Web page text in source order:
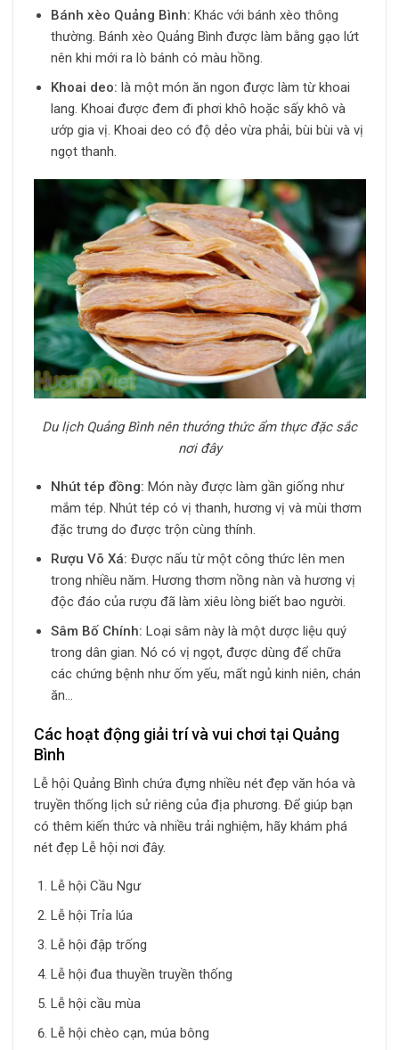
Bánh xèo Quảng Bình: Khác với bánh xèo thông
thường. Bánh xèo Quảng Bình được làm bằng gạo lứt
nên khi mới ra lò bánh có màu hồng.
Khoai deo: là một món ăn ngon được làm từ khoai
lang. Khoai được đem đi phơi khô hoặc sấy khô và
ướp gia vị. Khoai deo có độ dẻo vừa phải, bùi bùi và vị
ngọt thanh.
Du lịch Quảng Bình nên thưởng thức ẩm thực đặc sắc
nơi đây
Nhút tép đồng: Món này được làm gần giống như
mắm tép. Nhút tép có vị thanh, hương vị và mùi thơm
đặc trưng do được trộn cùng thính.
Rượu Võ Xá: Được nấu từ một công thức lên men
trong nhiều năm. Hương thơm nồng nàn và hương vị
độc đáo của rượu đã làm xiêu lòng biết bao người.
Sâm Bố Chính: Loại sâm này là một dược liệu quý
trong dân gian. Nó có vị ngọt, được dùng để chữa
các chứng bệnh như ốm yếu, mất ngủ kinh niên, chán
ăn…
Các hoạt động giải trí và vui chơi tại Quảng
Bình
Lễ hội Quảng Bình chứa đựng nhiều nét đẹp văn hóa và
truyền thống lịch sử riêng của địa phương. Để giúp bạn
có thêm kiến ​​thức và nhiều trải nghiệm, hãy khám phá
nét đẹp Lễ hội nơi đây.
Lễ hội Cầu Ngư
Lễ hội Trỉa lúa
Lễ hội đập trống
Lễ hội đua thuyền truyền thống
Lễ hội cầu mùa
Lễ hội chèo cạn, múa bông